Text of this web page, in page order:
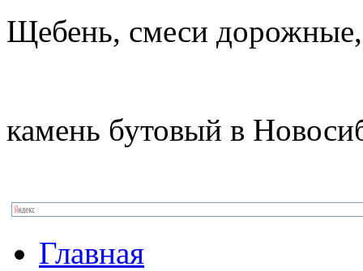
Щебень, смеси дорожные,
камень бутовый в
Главная